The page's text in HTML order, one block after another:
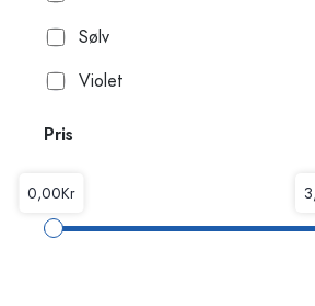
Sølv
Violet
Pris